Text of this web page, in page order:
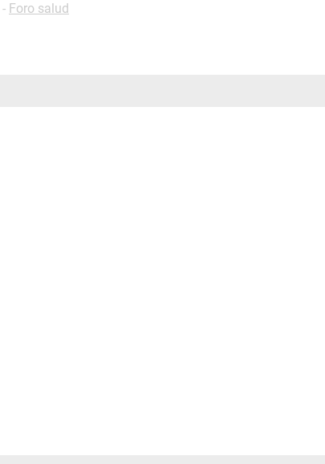
- Foro salud